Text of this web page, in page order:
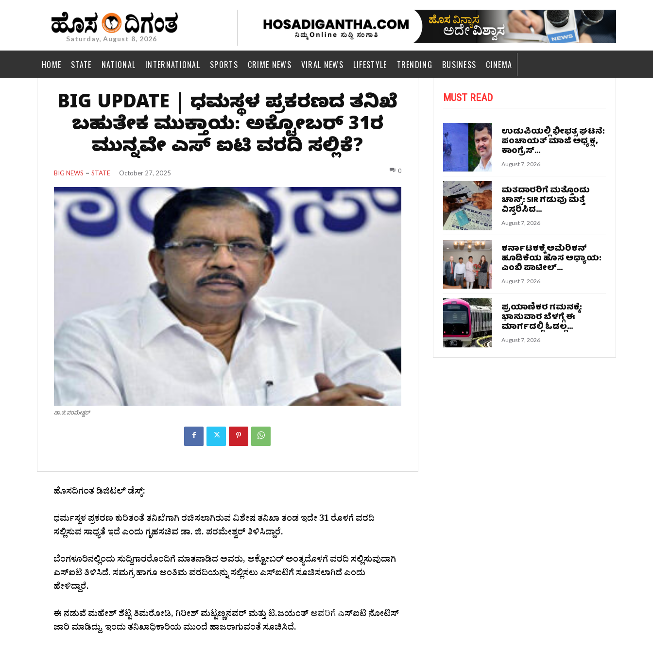
Saturday, August 8, 2026
HOME STATE NATIONAL INTERNATIONAL SPORTS CRIME NEWS VIRAL NEWS LIFESTYLE TRENDING BUSINESS CINEMA
BIG UPDATE | ಧರ್ಮಸ್ಥಳ ಪ್ರಕರಣದ ತನಿಖೆ
ಬಹುತೇಕ ಮುಕ್ತಾಯ: ಅಕ್ಟೋಬರ್ 31ರ
ಮುನ್ನವೇ ಎಸ್ ಐಟಿ ವರದಿ ಸಲ್ಲಿಕೆ?
BIG NEWS STATE October 27, 2025 0
ಡಾ.ಜಿ.ಪರಮೇಶ್ವರ್
ಹೊಸದಿಗಂತ ಡಿಜಿಟಲ್ ಡೆಸ್ಕ್:
ಧರ್ಮಸ್ಥಳ ಪ್ರಕರಣ ಕುರಿತಂತೆ ತನಿಖೆಗಾಗಿ ರಚಿಸಲಾಗಿರುವ ವಿಶೇಷ ತನಿಖಾ ತಂಡ ಇದೇ 31 ರೊಳಗೆ ವರದಿ
ಸಲ್ಲಿಸುವ ಸಾಧ್ಯತೆ ಇದೆ ಎಂದು ಗೃಹಸಚಿವ ಡಾ. ಜಿ. ಪರಮೇಶ್ವರ್ ತಿಳಿಸಿದ್ದಾರೆ.
ಬೆಂಗಳೂರಿನಲ್ಲಿಂದು ಸುದ್ದಿಗಾರರೊಂದಿಗೆ ಮಾತನಾಡಿದ ಅವರು, ಅಕ್ಟೋಬರ್ ಅಂತ್ಯದೊಳಗೆ ವರದಿ ಸಲ್ಲಿಸುವುದಾಗಿ
ಎಸ್‌ಐಟಿ ತಿಳಿಸಿದೆ. ಸಮಗ್ರ ಹಾಗೂ ಅಂತಿಮ ವರದಿಯನ್ನು ಸಲ್ಲಿಸಲು ಎಸ್‌ಐಟಿಗೆ ಸೂಚಿಸಲಾಗಿದೆ ಎಂದು
ಹೇಳಿದ್ದಾರೆ.
ಈ ನಡುವೆ ಮಹೇಶ್ ಶೆಟ್ಟಿ ತಿಮರೋಡಿ, ಗಿರೀಶ್ ಮಟ್ಟಣ್ಣನವರ್ ಮತ್ತು ಟಿ.ಜಯಂತ್ ಅವರಿಗೆ ಎಸ್‌ಐಟಿ ನೋಟಿಸ್
ಜಾರಿ ಮಾಡಿದ್ದು, ಇಂದು ತನಿಖಾಧಿಕಾರಿಯ ಮುಂದೆ ಹಾಜರಾಗುವಂತೆ ಸೂಚಿಸಿದೆ.
MUST READ
ಉಡುಪಿಯಲ್ಲಿ ಭೀಭತ್ಸ ಘಟನೆ:
ಪಂಚಾಯತ್ ಮಾಜಿ ಅಧ್ಯಕ್ಷ,
ಕಾಂಗ್ರೆಸ್...
August 7, 2026
ಮತದಾರರಿಗೆ ಮತ್ತೊಂದು
ಚಾನ್ಸ್: SIR ಗಡುವು ಮತ್ತೆ
ವಿಸ್ತರಿಸಿದ...
August 7, 2026
ಕರ್ನಾಟಕಕ್ಕೆ ಅಮೆರಿಕನ್
ಹೂಡಿಕೆಯ ಹೊಸ ಅಧ್ಯಾಯ:
ಎಂಬಿ ಪಾಟೀಲ್...
August 7, 2026
ಪ್ರಯಾಣಿಕರ ಗಮನಕ್ಕೆ:
ಭಾನುವಾರ ಬೆಳಗ್ಗೆ ಈ
ಮಾರ್ಗದಲ್ಲಿ ಓಡಲ್ಲ...
August 7, 2026